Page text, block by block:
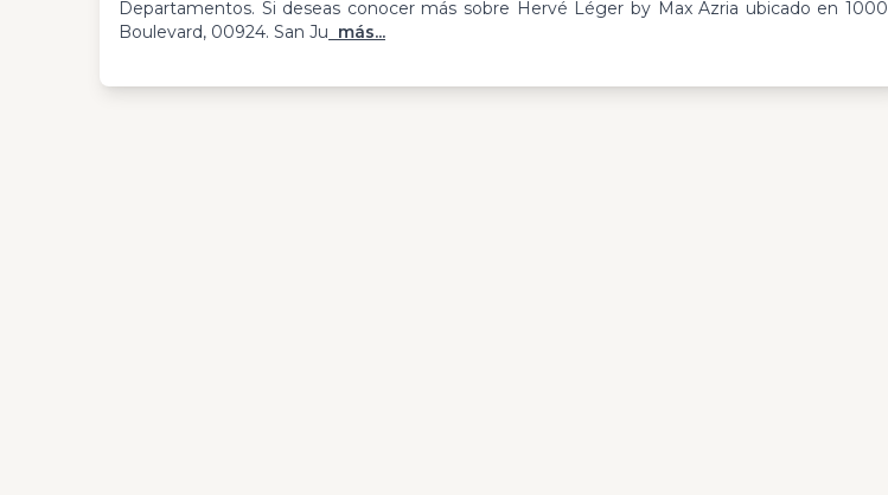
Departamentos. Si deseas conocer más sobre Hervé Léger by Max Azria ubicado en 1000
Boulevard, 00924. San Ju más...